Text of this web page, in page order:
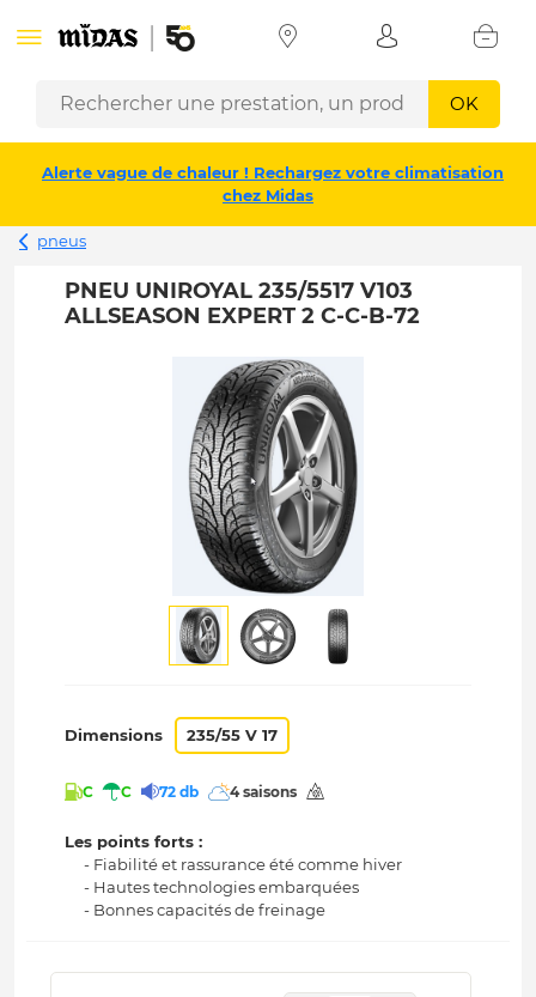
OK
Alerte vague de chaleur ! Rechargez votre climatisation
chez Midas
pneus
PNEU UNIROYAL 235/5517 V103
ALLSEASON EXPERT 2 C-C-B-72
Dimensions 235/55 V 17
C C 72 db 4 saisons
Les points forts :
- Fiabilité et rassurance été comme hiver
- Hautes technologies embarquées
- Bonnes capacités de freinage